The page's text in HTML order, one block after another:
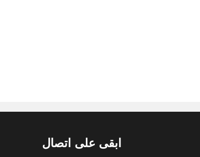
ابقى على اتصال